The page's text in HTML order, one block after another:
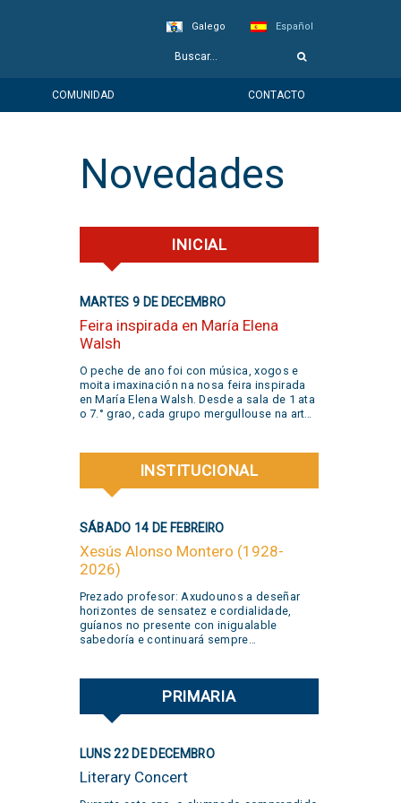
Galego Español
COMUNIDAD CONTACTO
Novedades
INICIAL
MARTES 9 DE DECEMBRO
Feira inspirada en María Elena
Walsh
O peche de ano foi con música, xogos e
moita imaxinación na nosa feira inspirada
en María Elena Walsh. Desde a sala de 1 ata
o 7.° grao, cada grupo mergullouse na arte
curiosidade, o xogo e a liberdade de
expresión. Grazas a todas as familias pola
súa participación activa e un aplauso
xigante á banda @jivers.swing por sumarse
Grazas polo talento e a alegría que nos
compartiron! VER VIDEO AQUÍ
INSTITUCIONAL
SÁBADO 14 DE FEBREIRO
Xesús Alonso Montero (1928-
2026)
Prezado profesor: Axudounos a deseñar
horizontes de sensatez e cordialidade,
guíanos no presente con inigualable
sabedoría e continuará sempre
PRIMARIA
LUNS 22 DE DECEMBRO
Literary Concert